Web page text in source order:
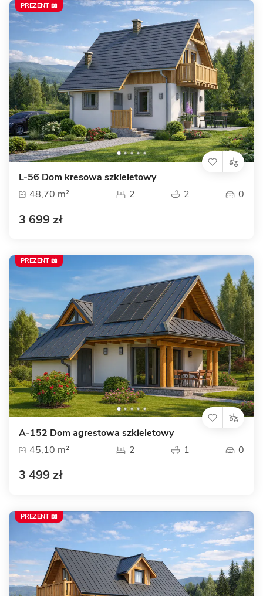
L-56 Dom kresowa szkieletowy
48,70 m²
2 2 0
3 699 zł
PREZENT 📖
A-152 Dom agrestowa szkieletowy
45,10 m²
2 1 0
3 499 zł
PREZENT 📖
PREZENT 📖